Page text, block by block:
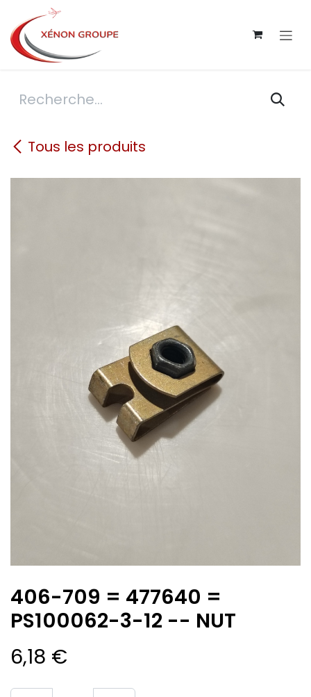
Se rendre au contenu
Tous les produits
406-709 = 477640 =
PS100062-3-12 -- NUT
6,18 €